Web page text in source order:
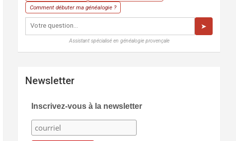
Comment débuter ma généalogie ?
➤
Assistant spécialisé en généalogie provençale
Newsletter
Inscrivez-vous à la newsletter